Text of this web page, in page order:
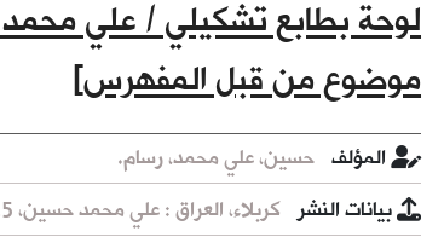
لوحة بطابع تشكيلي / علي
موضوع من قبل المفهرس]
المؤلف حسين، علي محمد، رسام.
بيانات النشر كربلاء، العراق : علي محمد حسين، 2025 م.